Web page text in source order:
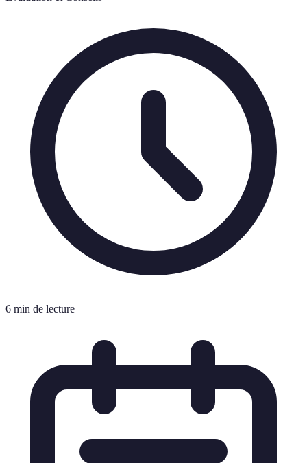
6 min de lecture